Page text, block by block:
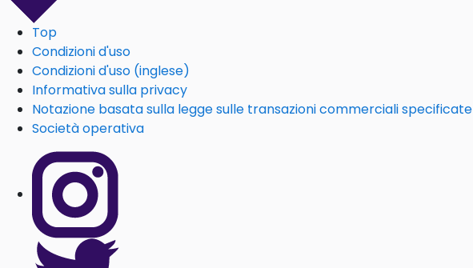
Top
Condizioni d'uso
Condizioni d'uso (inglese)
Informativa sulla privacy
Notazione basata sulla legge sulle transazioni commerciali specificate
Società operativa